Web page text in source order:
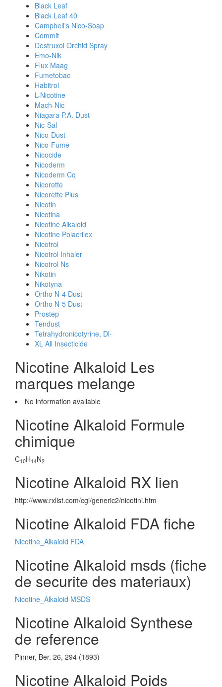
Black Leaf
Black Leaf 40
Campbell's Nico-Soap
Commit
Destruxol Orchid Spray
Emo-Nik
Flux Maag
Fumetobac
Habitrol
L-Nicotine
Mach-Nic
Niagara P.A. Dust
Nic-Sal
Nico-Dust
Nico-Fume
Nicocide
Nicoderm
Nicoderm Cq
Nicorette
Nicorette Plus
Nicotin
Nicotina
Nicotine Alkaloid
Nicotine Polacrilex
Nicotrol
Nicotrol Inhaler
Nicotrol Ns
Nikotin
Nikotyna
Ortho N-4 Dust
Ortho N-5 Dust
Prostep
Tendust
Tetrahydronicotyrine, Dl-
XL All Insecticide
Nicotine Alkaloid Les
marques melange
No information avaliable
Nicotine Alkaloid Formule
chimique
C10H14N2
Nicotine Alkaloid RX lien
http://www.rxlist.com/cgi/generic2/nicotini.htm
Nicotine Alkaloid FDA fiche
Nicotine_Alkaloid FDA
Nicotine Alkaloid msds (fiche
de securite des materiaux)
Nicotine_Alkaloid MSDS
Nicotine Alkaloid Synthese
de reference
Pinner, Ber. 26, 294 (1893)
Nicotine Alkaloid Poids